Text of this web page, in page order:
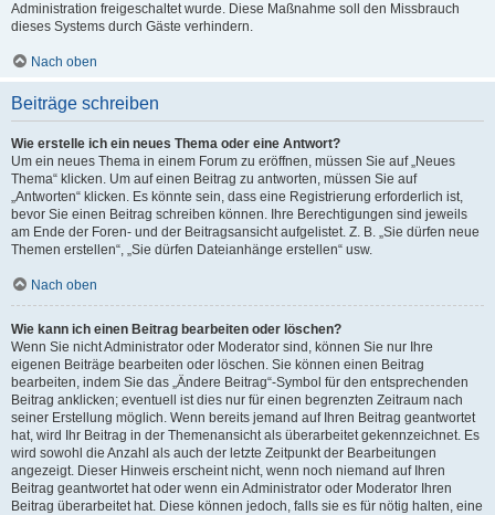
Administration freigeschaltet wurde. Diese Maßnahme soll den Missbrauch
dieses Systems durch Gäste verhindern.
Nach oben
Beiträge schreiben
Wie erstelle ich ein neues Thema oder eine Antwort?
Um ein neues Thema in einem Forum zu eröffnen, müssen Sie auf „Neues
Thema“ klicken. Um auf einen Beitrag zu antworten, müssen Sie auf
„Antworten“ klicken. Es könnte sein, dass eine Registrierung erforderlich ist,
bevor Sie einen Beitrag schreiben können. Ihre Berechtigungen sind jeweils
am Ende der Foren- und der Beitragsansicht aufgelistet. Z. B. „Sie dürfen neue
Themen erstellen“, „Sie dürfen Dateianhänge erstellen“ usw.
Nach oben
Wie kann ich einen Beitrag bearbeiten oder löschen?
Wenn Sie nicht Administrator oder Moderator sind, können Sie nur Ihre
eigenen Beiträge bearbeiten oder löschen. Sie können einen Beitrag
bearbeiten, indem Sie das „Ändere Beitrag“-Symbol für den entsprechenden
Beitrag anklicken; eventuell ist dies nur für einen begrenzten Zeitraum nach
seiner Erstellung möglich. Wenn bereits jemand auf Ihren Beitrag geantwortet
hat, wird Ihr Beitrag in der Themenansicht als überarbeitet gekennzeichnet. Es
wird sowohl die Anzahl als auch der letzte Zeitpunkt der Bearbeitungen
angezeigt. Dieser Hinweis erscheint nicht, wenn noch niemand auf Ihren
Beitrag geantwortet hat oder wenn ein Administrator oder Moderator Ihren
Beitrag überarbeitet hat. Diese können jedoch, falls sie es für nötig halten, eine